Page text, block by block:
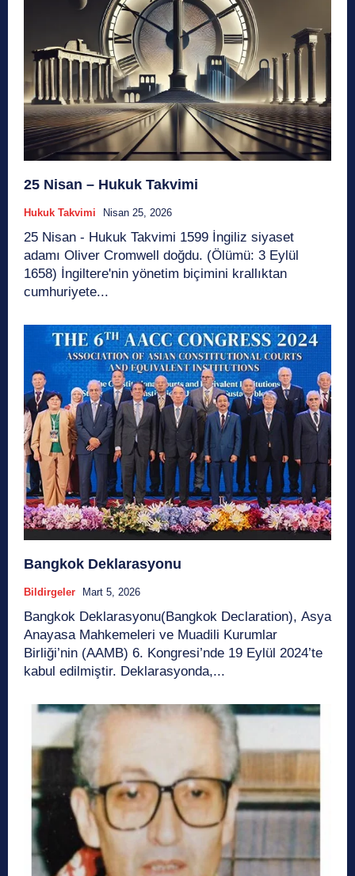
25 Nisan – Hukuk Takvimi
Hukuk Takvimi Nisan 25, 2026
25 Nisan - Hukuk Takvimi 1599 İngiliz siyaset
adamı Oliver Cromwell doğdu. (Ölümü: 3 Eylül
1658) İngiltere'nin yönetim biçimini krallıktan
cumhuriyete...
Bangkok Deklarasyonu
Bildirgeler Mart 5, 2026
Bangkok Deklarasyonu(Bangkok Declaration), Asya
Anayasa Mahkemeleri ve Muadili Kurumlar
Birliği’nin (AAMB) 6. Kongresi’nde 19 Eylül 2024’te
kabul edilmiştir. Deklarasyonda,...